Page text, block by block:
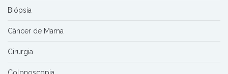
Biópsia
Câncer de Mama
Cirurgia